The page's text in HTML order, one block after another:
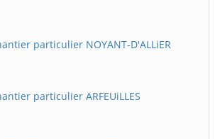
particulier NOYANT-D'ALLiER
particulier ARFEUiLLES